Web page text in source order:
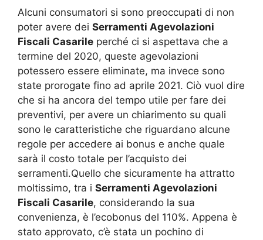
Alcuni consumatori si sono preoccupati di non
poter avere dei Serramenti Agevolazioni
Fiscali Casarile perché ci si aspettava che a
termine del 2020, queste agevolazioni
potessero essere eliminate, ma invece sono
state prorogate fino ad aprile 2021. Ciò vuol dire
che si ha ancora del tempo utile per fare dei
preventivi, per avere un chiarimento su quali
sono le caratteristiche che riguardano alcune
regole per accedere ai bonus e anche quale
sarà il costo totale per l’acquisto dei
serramenti.Quello che sicuramente ha attratto
moltissimo, tra i Serramenti Agevolazioni
Fiscali Casarile, considerando la sua
convenienza, è l’ecobonus del 110%. Appena è
stato approvato, c’è stata un pochino di